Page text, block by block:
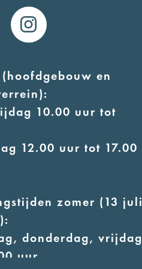
en
10.00 uur tot
12.00 uur tot 17.00
zomer (13 juli
donderdag, vrijdag
uur